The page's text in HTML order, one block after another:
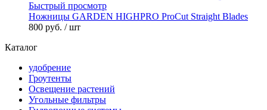
Быстрый просмотр
Ножницы GARDEN HIGHPRO ProCut Straight Blades
800 руб. / шт
Каталог
удобрение
Гроутенты
Освещение растений
Угольные фильтры